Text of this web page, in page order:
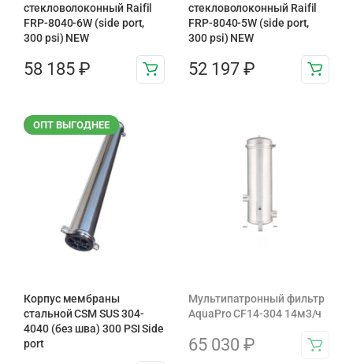
стекловолоконный Raifil
FRP-8040-6W (side port,
300 psi) NEW
58 185 ₽
стекловолоконный Raifil
FRP-8040-5W (side port,
300 psi) NEW
52 197 ₽
ОПТ ВЫГОДНЕЕ
Корпус мембраны
стальной CSM SUS 304-
4040 (без шва) 300 PSI Side
port
Мультипатронный фильтр
AquaPro CF14-304 14м3/ч
65 030 ₽